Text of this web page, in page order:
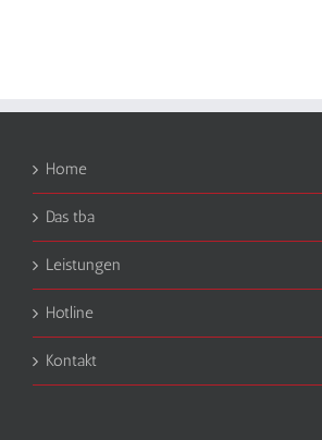
Home
Das tba
Leistungen
Hotline
Kontakt